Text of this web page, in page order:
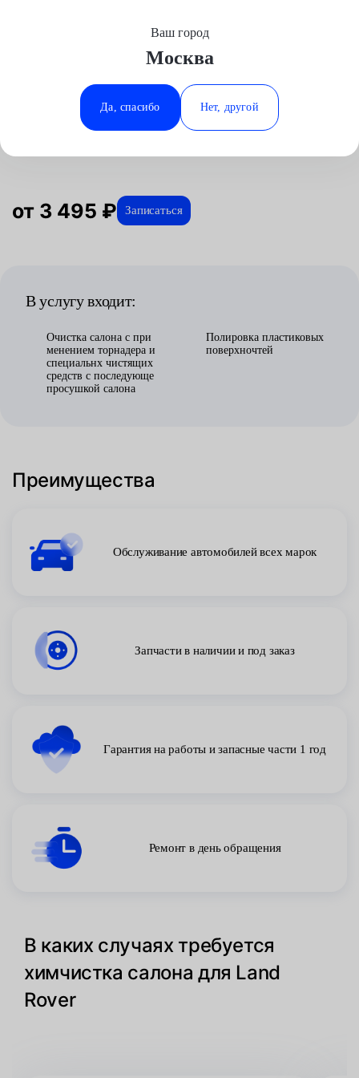
Минеральные Воды
Ростов-на-Дону
Ставрополь
Ваш город
Москва
Да, спасибо Нет, другой
ОтзывыДетейлинг
Химчистка салона для Land Rover в
от 3 495 ₽ Записаться
В услугу входит:
Очистка салона с при
менением торнадера и
специальнх чистящих
средств с последующе
просушкой салона
Полировка пластиковых
поверхночтей
Преимущества
Обслуживание автомобилей всех марок
Запчасти в наличии и под заказ
Гарантия на работы и запасные части 1 год
Ремонт в день обращения
В каких случаях требуется
химчистка салона для Land
Rover